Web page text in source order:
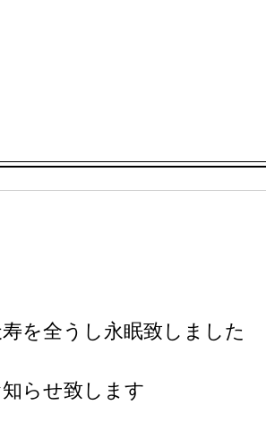
を全うし永眠致しました
らせ致します